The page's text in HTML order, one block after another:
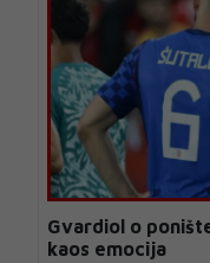
Gvardiol o
kaos emocija